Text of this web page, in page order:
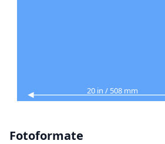
20 in / 508 mm
Fotoformate